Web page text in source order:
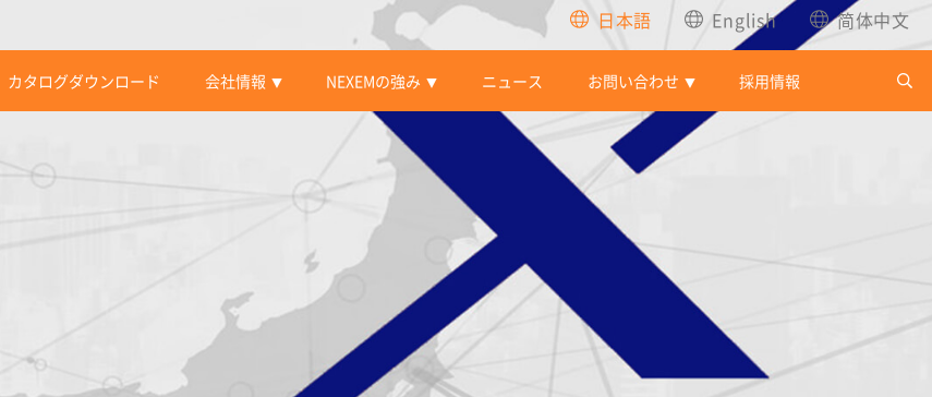
日本語 English 简体中文
カタログダウンロード 会社情報 ▼ NEXEMの強み ▼ ニュース お問い合わせ ▼ 採用情報